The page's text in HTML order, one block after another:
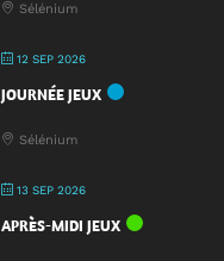
Sélénium
12 SEP 2026
JOURNÉE JEUX
Sélénium
13 SEP 2026
APRÈS-MIDI JEUX